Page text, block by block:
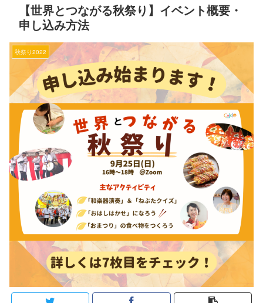
【世界とつながる秋祭り】イベント概要・
申し込み方法
秋祭り2022